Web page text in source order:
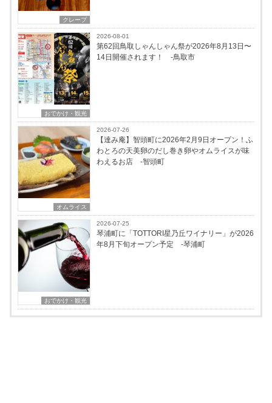
クレープ
おでかけ・観光
2026-08-01
第62回鳥取しゃんしゃん祭が2026年8月13日〜
14日開催されます！ -鳥取市
オムライス
2026-07-26
【達み庵】智頭町に2026年2月9日オープン！ふ
わとろの天美卵のだし巻き卵やオムライスが味
わえるお店 -智頭町
おでかけ・観光
2026-07-25
琴浦町に「TOTTORI星乃丘ワイナリー」が2026
年8月下旬オープン予定 -琴浦町